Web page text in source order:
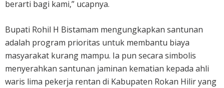
berarti bagi kami,” ucapnya.
Bupati Rohil H Bistamam mengungkapkan santunan
adalah program prioritas untuk membantu biaya
masyarakat kurang mampu. Ia pun secara simbolis
menyerahkan santunan jaminan kematian kepada ahli
waris lima pekerja rentan di Kabupaten Rokan Hilir yang